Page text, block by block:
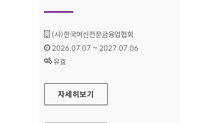
기관명 :
(사)한국여신전문금융업협회
인증기간 :
2026.07.07 ~ 2027.07.06
상태 :
유효
여신금융협회 소비자지원센터
자세히보기